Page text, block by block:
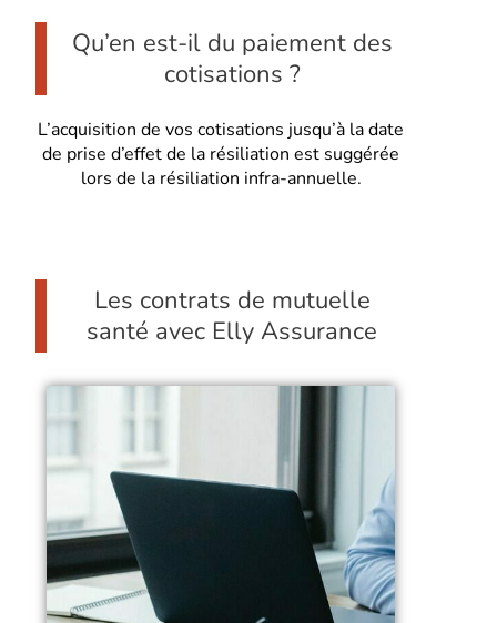
Qu’en est-il du paiement des
cotisations ?
L’acquisition de vos cotisations jusqu’à la date
de prise d’effet de la résiliation est suggérée
lors de la résiliation infra-annuelle.
Les contrats de mutuelle
santé avec Elly Assurance